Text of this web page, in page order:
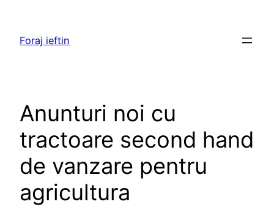
content
Foraj ieftin
Anunturi noi cu
tractoare second hand
de vanzare pentru
agricultura